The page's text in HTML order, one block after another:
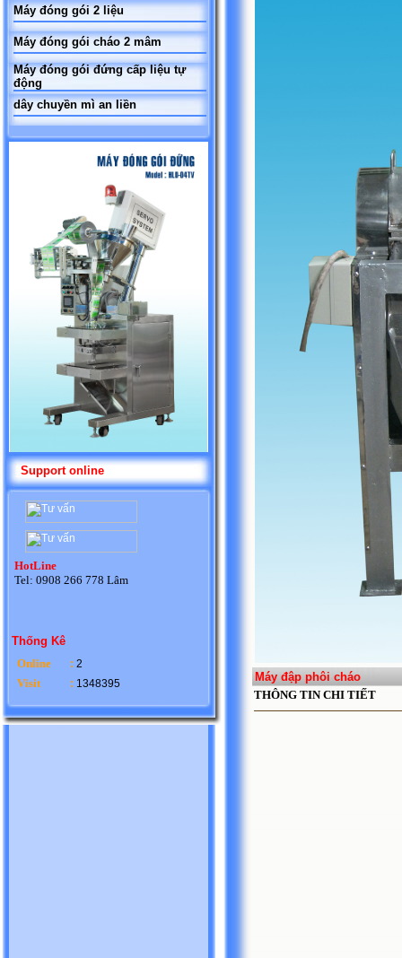
Máy đóng gói 2 liệu
Máy đóng gói cháo 2 mâm
Máy đóng gói đứng cấp liệu tự
động
dây chuyền mì an liền
Support online
HotLine
Tel: 0908 266 778 Lâm
Thống Kê
Online
: 2
Visit : 1348395
Máy đập phôi cháo
THÔNG TIN CHI TIẾT